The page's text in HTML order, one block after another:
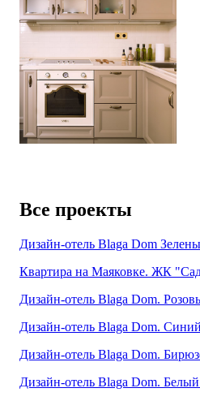
Все проекты
Дизайн-отель Blaga Dom
Квартира на Маяковке. ЖК
Дизайн-отель Blaga Dom.
Дизайн-отель Blaga Dom.
Дизайн-отель Blaga Dom.
Дизайн-отель Blaga Dom.